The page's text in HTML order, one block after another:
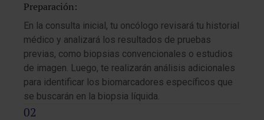
Preparación:
En la consulta inicial, tu oncólogo revisará tu historial
médico y analizará los resultados de pruebas
previas, como biopsias convencionales o estudios
de imagen. Luego, te realizarán análisis adicionales
para identificar los biomarcadores específicos que
se buscarán en la biopsia líquida.